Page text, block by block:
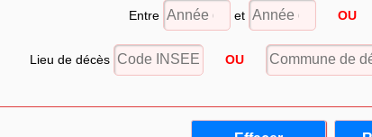
Entre et OU
Lieu de décès OU